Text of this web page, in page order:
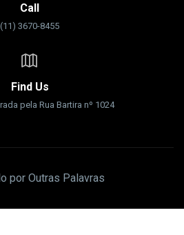
Call
(11) 3670-8455
Find Us
pela Rua Bartira nº 1024
por Outras Palavras